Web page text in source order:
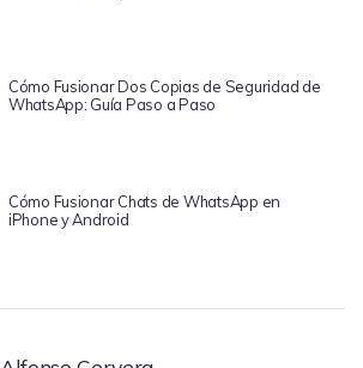
Cómo Fusionar Dos Copias de Seguridad de
WhatsApp: Guía Paso a Paso
Cómo Fusionar Chats de WhatsApp en
iPhone y Android